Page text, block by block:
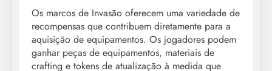
Os marcos de Invasão oferecem uma variedade de
recompensas que contribuem diretamente para a
aquisição de equipamentos. Os jogadores podem
ganhar peças de equipamentos, materiais de
crafting e tokens de atualização à medida que